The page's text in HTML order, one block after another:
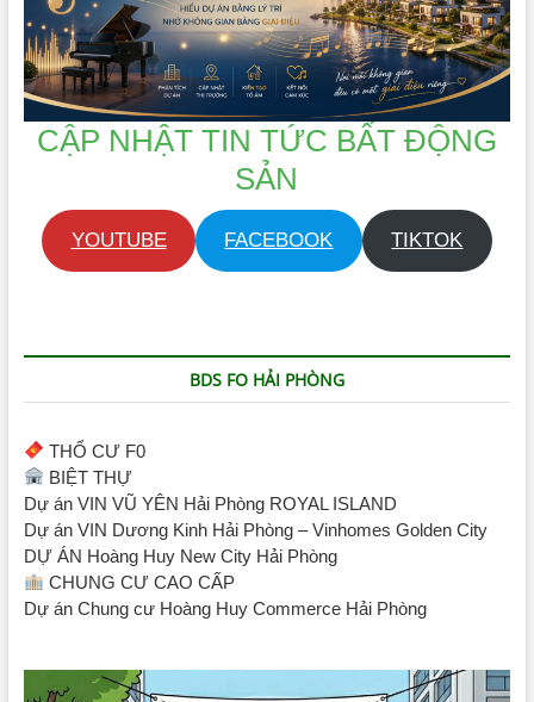
CẬP NHẬT TIN TỨC BẤT ĐỘNG
SẢN
YOUTUBE FACEBOOK TIKTOK
BDS FO HẢI PHÒNG
THỔ CƯ F0
BIỆT THỰ
Dự án VIN VŨ YÊN Hải Phòng ROYAL ISLAND
Dự án VIN Dương Kinh Hải Phòng – Vinhomes Golden City
DỰ ÁN Hoàng Huy New City Hải Phòng
CHUNG CƯ CAO CẤP
Dự án Chung cư Hoàng Huy Commerce Hải Phòng